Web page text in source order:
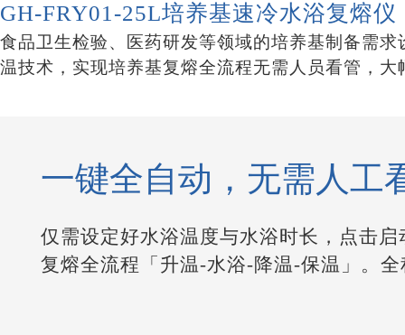
GH-FRY01-25L培养基速冷水浴复熔仪
食品卫生检验、医药研发等领域的培养基制备需
温技术，实现培养基复熔全流程无需人员看管，
一键全自动，无需人工
仅需设定好水浴温度与水浴时长，点击
复熔全流程「升温-水浴-降温-保温」。